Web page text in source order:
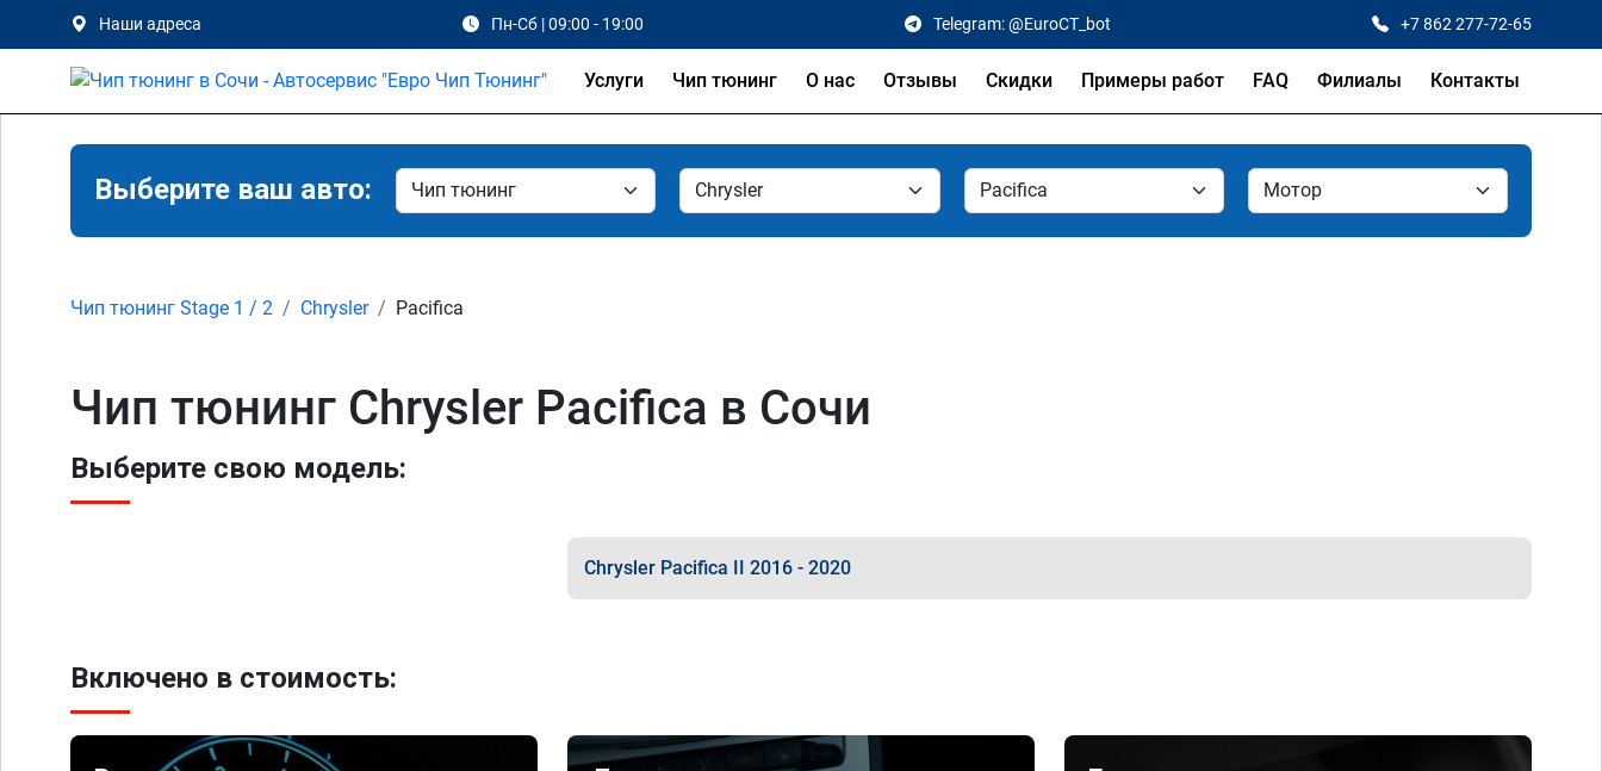
Наши адреса Пн-Сб | 09:00 - 19:00 Telegram: @EuroCT_bot +7 862 277-72-65
Услуги Чип тюнинг О нас Отзывы Скидки Примеры работ FAQ Филиалы Контакты
Выберите ваш авто:
Чип тюнинг Stage 1 / 2 Chrysler Pacifica
Чип тюнинг Chrysler Pacifica в Сочи
Выберите свою модель:
Chrysler Pacifica II 2016 - 2020
Включено в стоимость: